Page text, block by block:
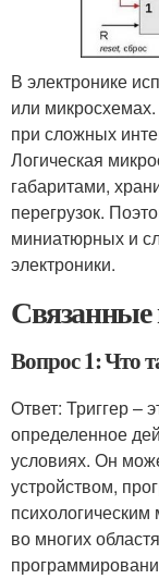
В электронике
или
при сложных
Логическая
габаритами,
перегрузок.
миниатюрных и
электроники.
Вопрос 1: Что
Ответ: Триггер –
определенное
условиях. Он
устройством,
во многих